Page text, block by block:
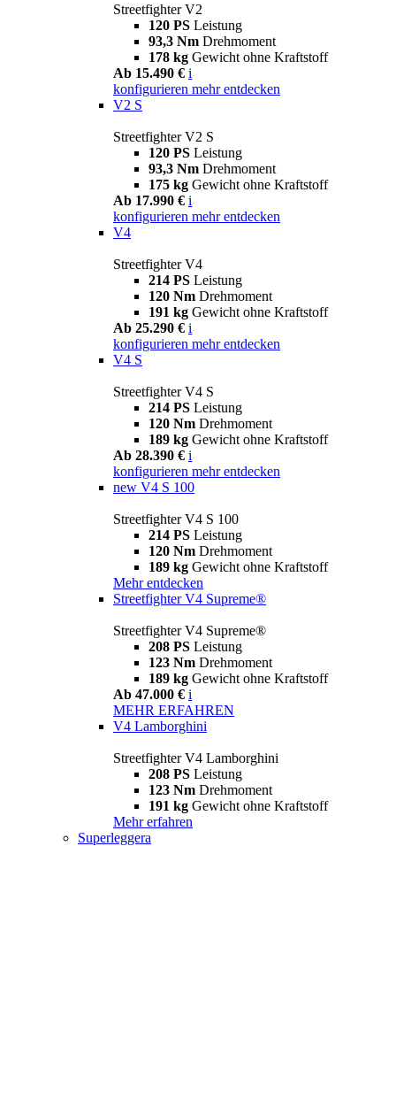
Streetfighter V2
120 PS Leistung
93,3 Nm Drehmoment
178 kg Gewicht ohne Kraftstoff
Ab 15.490 € i
konfigurieren mehr entdecken
V2 S
Streetfighter V2 S
120 PS Leistung
93,3 Nm Drehmoment
175 kg Gewicht ohne Kraftstoff
Ab 17.990 € i
konfigurieren mehr entdecken
V4
Streetfighter V4
214 PS Leistung
120 Nm Drehmoment
191 kg Gewicht ohne Kraftstoff
Ab 25.290 € i
konfigurieren mehr entdecken
V4 S
Streetfighter V4 S
214 PS Leistung
120 Nm Drehmoment
189 kg Gewicht ohne Kraftstoff
Ab 28.390 € i
konfigurieren mehr entdecken
new V4 S 100
Streetfighter V4 S 100
214 PS Leistung
120 Nm Drehmoment
189 kg Gewicht ohne Kraftstoff
Mehr entdecken
Streetfighter V4 Supreme®
Streetfighter V4 Supreme®
208 PS Leistung
123 Nm Drehmoment
189 kg Gewicht ohne Kraftstoff
Ab 47.000 € i
MEHR ERFAHREN
V4 Lamborghini
Streetfighter V4 Lamborghini
208 PS Leistung
123 Nm Drehmoment
191 kg Gewicht ohne Kraftstoff
Mehr erfahren
Superleggera